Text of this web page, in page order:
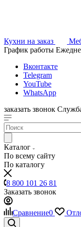
Кухни на заказ
График работы
Вконтакте
Telegram
YouTube
WhatsApp
заказать звонок
Каталог
По всему сайту
По каталогу
8 800 101 26 81
Заказать звонок
Сравнение0